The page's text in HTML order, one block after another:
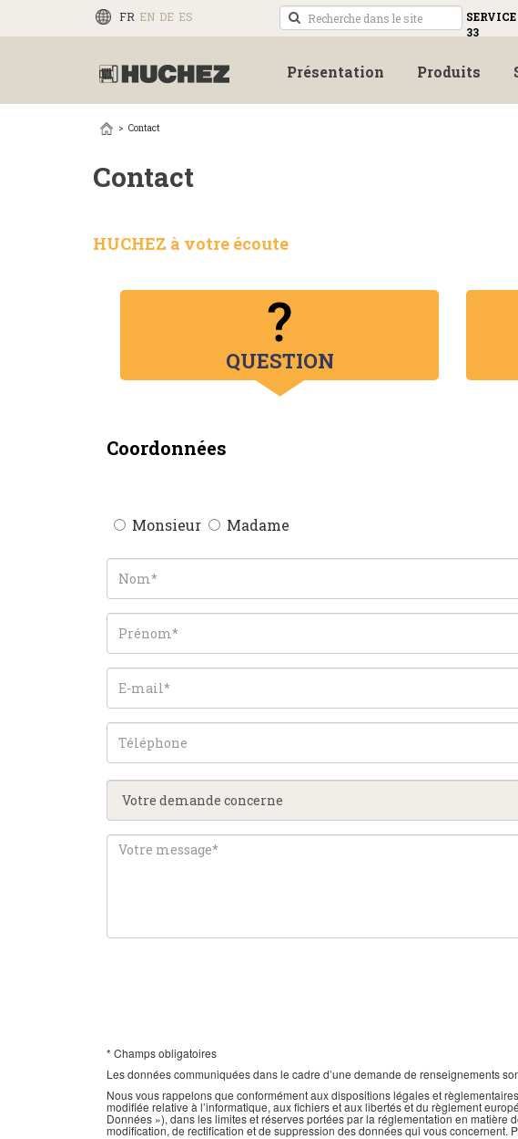
FR EN DE ES
33
Présentation Produits
Contact
Contact
HUCHEZ à votre écoute
QUESTION
Coordonnées
Monsieur Madame
* Champs obligatoires
Les données communiquées dans le cadre d’une demande de renseignements
Nous vous rappelons que conformément aux dispositions légales et
modifiée relative à l’informatique, aux fichiers et aux libertés et du règlement
Données »), dans les limites et réserves portées par la réglementation en
modification, de rectification et de suppression des données qui vous concernent.